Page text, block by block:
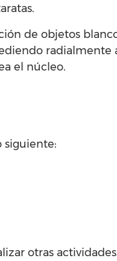
de objetos
radialmente
el núcleo.
siguiente:
otras